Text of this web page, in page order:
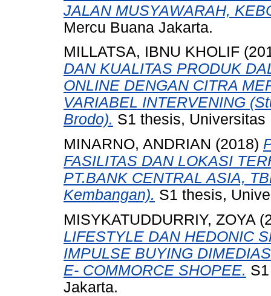
JALAN MUSYAWARAH,
Mercu Buana Jakarta.
MILLATSA, IBNU KHOLIF
DAN KUALITAS PRODUK
ONLINE DENGAN CITRA
VARIABEL INTERVENING
Brodo). S1 thesis,
MINARNO, ANDRIAN (2018)
FASILITAS DAN LOKASI
PT.BANK CENTRAL ASIA,
Kembangan). S1 thesis,
MISYKATUDDURRIY, ZOYA
LIFESTYLE DAN HEDONIC
IMPULSE BUYING
E- COMMORCE SHOPEE.
Jakarta.